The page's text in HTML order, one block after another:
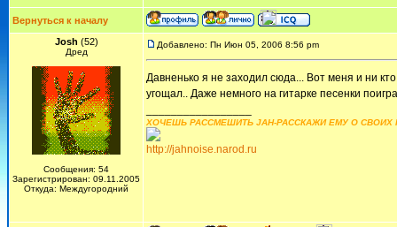
Вернуться к началу
Josh (52)
Дред
Сообщения: 54
Зарегистрирован: 09.11.2005
Откуда: Междугородний
Добавлено: Пн Июн 05, 2006 8:56 pm
Давненько я не заходил сюда... Вот меня и ни
угощал.. Даже немного на гитарке песенки
ХОЧЕШЬ РАССМЕШИТЬ JAH-РАССКАЖИ ЕМУ О СВОИХ
http://jahnoise.narod.ru